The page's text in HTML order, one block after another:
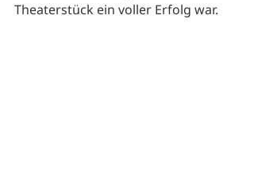
Theaterstück ein voller Erfolg war.